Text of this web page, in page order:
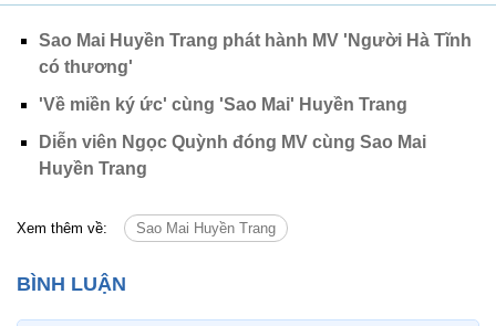
Sao Mai Huyền Trang phát hành MV 'Người Hà Tĩnh
có thương'
'Về miền ký ức' cùng 'Sao Mai' Huyền Trang
Diễn viên Ngọc Quỳnh đóng MV cùng Sao Mai
Huyền Trang
Xem thêm về: Sao Mai Huyền Trang